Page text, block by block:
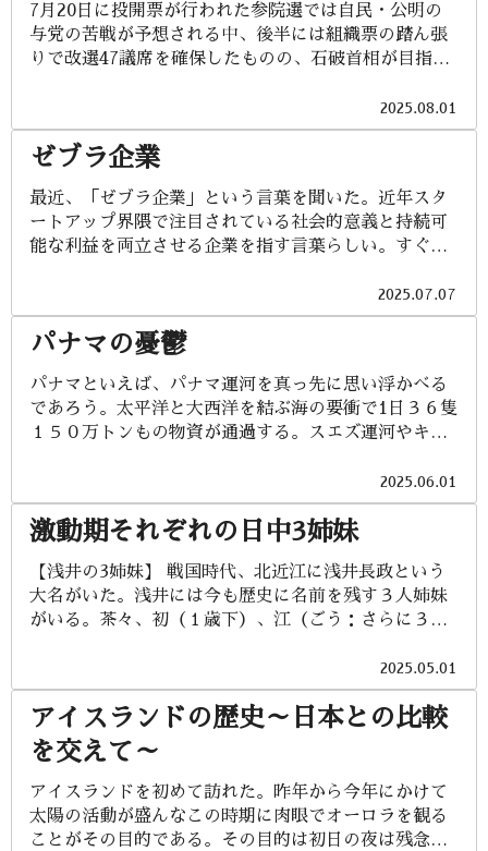
ーブオイル・レモン・ハーブによって軽やかで香り高
い味付けに特徴があります。もちろんパスタやピザは
代表的な料理ですが、トマトやニンニク、香草、酸味
まれGDPにおいても中央アジアの60%を生み出す、比
較的裕福な国である。ユーラシア大陸の中央部に位置
し、南西は世界最大の湖カスピ海に面しており、アク
燥したステップ（草原）であり、草原国と言ってい
い。人口の7割はイスラム教スンニ派で、飲酒はOKな
ことから「なんちゃってムスリム」と言えなくもな
り、モスクと教会の数も人口構成を表しているように
感じる。 翌日、最もシェアを取っていると思われる
Hyundai製のSUVをいかついロシア人ドライバーの運
7月20日に投開票が行われた参院選では自民・公明の
与党の苦戦が予想される中、後半には組織票の踏ん張
りで改選47議席を確保したものの、石破首相が目指し
失う史上初の両院少数政権に陥りました。 これまでの
通例からすれば、即首相辞任という状況ですが、石破
首相は日米関税交渉合意を着実に実行していくとか、
を避けなければならないとか、理由にもならない理由
を並べて続投に固執しています。 一方で、「石破辞め
るな！」のデモが数百人規模で行われ、ほぼ「安倍政
つまり保守台頭を恐れるリベラル活動家による前代未
聞の自民党総裁支援という状況を生んでいます。しか
しながら、保守本流を掲げていた当の自民党は、今や
保守とリベラルの混在カオス政党になり、しっかりと
した輪郭がなくなってしまった単なる利益分配型政党
になり下がっています。 自民党の比例当選者の名簿を
見ると、全国郵便局長会・全国建設業協会（この2枠は
2025.08.01
ゼブラ企業
最近、「ゼブラ企業」という言葉を聞いた。近年スタ
ートアップ界隈で注目されている社会的意義と持続可
能な利益を両立させる企業を指す言葉らしい。すぐに
通価値の創造）である。CSVの概念は、2011年にハー
バード・ビジネス・スクールのマイケル・E・ポータ
ー教授とマーク・R・クレイマー研究員が発表した論
念は、企業が本業を通じて社会的な課題を解決し、経
済的な価値と社会的価値の両立を目指すというもので
ある。つまりCSVは、企業が社会のニーズや問題に取
経済的な価値も創造されるというアプローチである。
これは、従来のCSR（Corporate Social
Responsibility：企業の社会的責任）とは異なり、慈
はなく、企業の事業戦略として社会課題に取り組むと
いう点が特徴である。 CSVの起源を遡ると、2006年
にネスレが発表したCSRレポートにCSVの考え方につ
2025.07.07
パナマの憂鬱
パナマといえば、パナマ運河を真っ先に思い浮かべる
であろう。太平洋と大西洋を結ぶ海の要衝で1日３６隻
１５０万トンもの物資が通過する。スエズ運河やキー
地中海と紅海を結ぶエジプトにある運河だが、イエメ
ンの親イラン武装組織フーシ派による紅海の船舶攻撃
で航行の自由が脅かされている。キール運河は日本に
る運河である。パナマ運河は米中対立の矢面に立たさ
れ、CKハチソン（香港系）所有の港湾事業を米系企業
連合に売却を計画したものの、中国当局が審査を強化
スクは地政学リスクを伴って高まる一方である。 パナ
マの憂鬱の一つ目は、運河の水不足である。2023年に
は過去100年で最大の干ばつと言われるほど降雨量が
減少しており、運河の通航に多大な影響を与えてい
る。というのも、パナマ運河の通過点にはガトゥン湖
という標高26メートルの湖があり、これを超えなくて
は通航できない。この湖の水を使用しながら、一つの
閘門（こうもん）ごとに8～9メートル程度の水位調整
2025.06.01
激動期それぞれの日中3姉妹
【浅井の3姉妹】 戦国時代、北近江に浅井長政という
大名がいた。浅井には今も歴史に名前を残す３人姉妹
がいる。茶々、初（１歳下）、江（ごう：さらに３歳
われたお市を妻にして同盟を結んだが、1570年の金ヶ
崎の戦いで信長を裏切り、その後も対立が3年続いた。
最終的には1573年の小谷城の戦いによって長政は自害
（享年29）を余儀なくされ、3姉妹の兄・万福丸は信
長の命により羽柴秀吉によって串刺しにされたという
（享年9）。 お市は3人の娘とともに藤掛永勝によって
救出され織田家に引き取られるが、1582年の本能寺の
変により信長が討たれると、お市は信長の重臣柴田勝
2025.05.01
アイスランドの歴史～日本との比較
を交えて～
アイスランドを初めて訪れた。昨年から今年にかけて
太陽の活動が盛んなこの時期に肉眼でオーロラを観る
ことがその目的である。その目的は初日の夜は残念な